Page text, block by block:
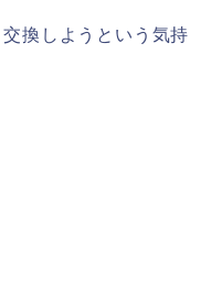
換しようという気持